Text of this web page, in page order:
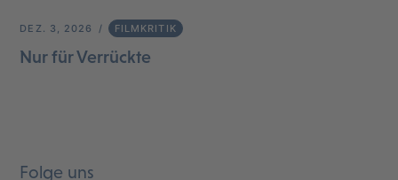
DEZ. 3, 2026 FILMKRITIK
Nur für Verrückte
Folge uns